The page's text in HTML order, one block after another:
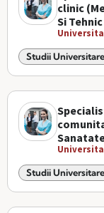
clinic
Si Tehnic
Studii
Studii